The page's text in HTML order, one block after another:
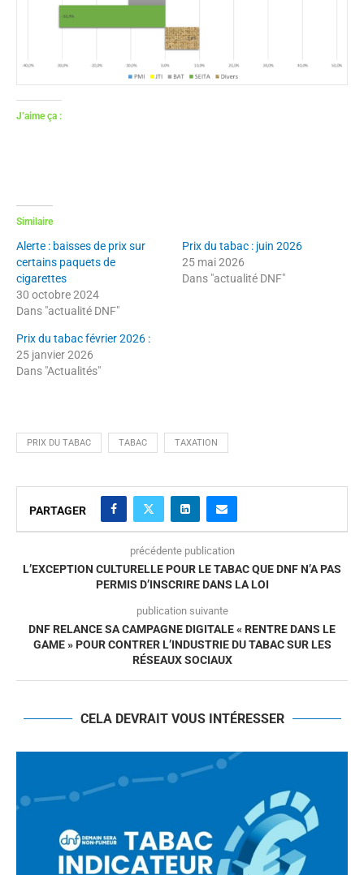
J’aime ça :
Similaire
Alerte : baisses de prix sur
certains paquets de
cigarettes
30 octobre 2024
Dans "actualité DNF"
Prix du tabac : juin 2026
25 mai 2026
Dans "actualité DNF"
Prix du tabac février 2026 :
25 janvier 2026
Dans "Actualités"
PRIX DU TABAC TABAC TAXATION
PARTAGER
précédente publication
L’EXCEPTION CULTURELLE POUR LE TABAC QUE DNF N’A PAS
PERMIS D’INSCRIRE DANS LA LOI
publication suivante
DNF RELANCE SA CAMPAGNE DIGITALE « RENTRE DANS LE
GAME » POUR CONTRER L’INDUSTRIE DU TABAC SUR LES
RÉSEAUX SOCIAUX
CELA DEVRAIT VOUS INTÉRESSER